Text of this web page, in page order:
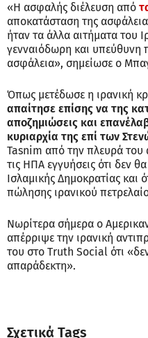
«Η ασφαλής διέλευση από
αποκατάσταση της
ήταν τα άλλα αιτήματα του
γενναιόδωρη και υπεύθυνη
ασφάλεια», σημείωσε ο
Όπως μετέδωσε η ιρανική
απαίτησε επίσης να της
αποζημιώσεις και
κυριαρχία της επί των
Tasnim από την πλευρά του
τις ΗΠΑ εγγυήσεις ότι δεν
Ισλαμικής Δημοκρατίας
πώλησης ιρανικού
Νωρίτερα σήμερα ο
απέρριψε την ιρανική
του στο Truth Social ότι
απαράδεκτη».
Σχετικά Tags